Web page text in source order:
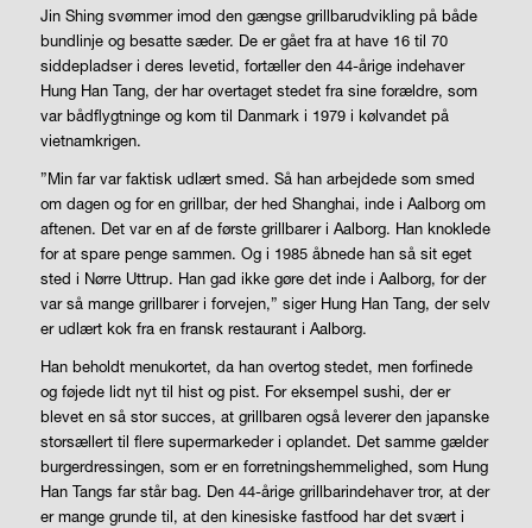
Jin Shing svømmer imod den gængse grillbarudvikling på både
bundlinje og besatte sæder. De er gået fra at have 16 til 70
siddepladser i deres levetid, fortæller den 44-årige indehaver
Hung Han Tang, der har overtaget stedet fra sine forældre, som
var bådflygtninge og kom til Danmark i 1979 i kølvandet på
vietnamkrigen.
”Min far var faktisk udlært smed. Så han arbejdede som smed
om dagen og for en grillbar, der hed Shanghai, inde i Aalborg om
aftenen. Det var en af de første grillbarer i Aalborg. Han knoklede
for at spare penge sammen. Og i 1985 åbnede han så sit eget
sted i Nørre Uttrup. Han gad ikke gøre det inde i Aalborg, for der
var så mange grillbarer i forvejen,” siger Hung Han Tang, der selv
er udlært kok fra en fransk restaurant i Aalborg.
Han beholdt menukortet, da han overtog stedet, men forfinede
og føjede lidt nyt til hist og pist. For eksempel sushi, der er
blevet en så stor succes, at grillbaren også leverer den japanske
storsællert til flere supermarkeder i oplandet. Det samme gælder
burgerdressingen, som er en forretningshemmelighed, som Hung
Han Tangs far står bag. Den 44-årige grillbarindehaver tror, at der
er mange grunde til, at den kinesiske fastfood har det svært i